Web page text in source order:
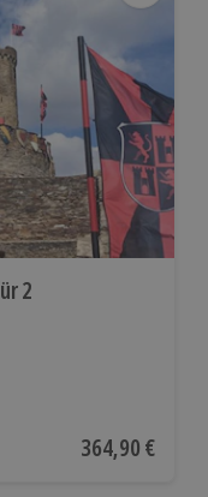
2
Bewertungen
Aktueller Preis
364,90 €